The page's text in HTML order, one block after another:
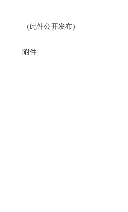
（此件公开发布）
附件